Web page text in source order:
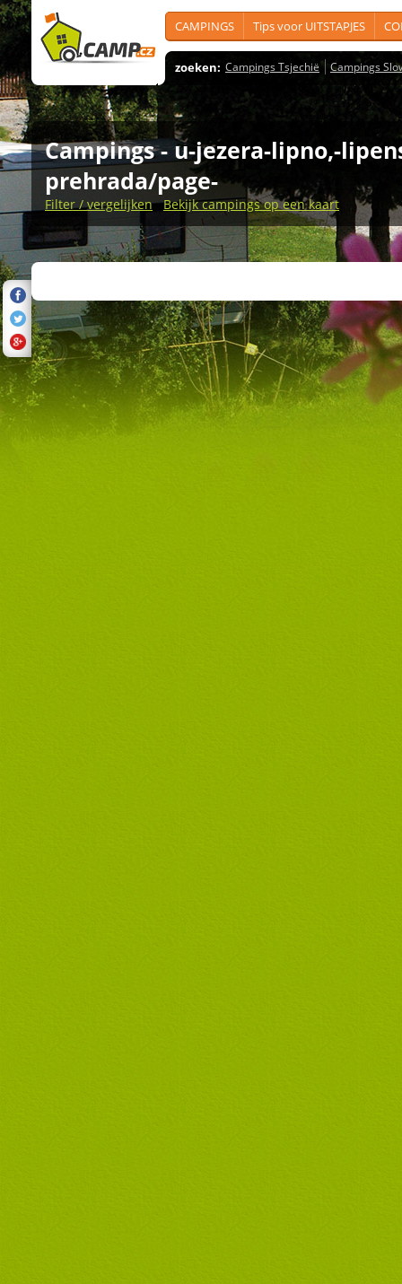
CAMPINGS Tips voor UITSTAPJES
zoeken: Campings Tsjechië Campings
Campings - u-jezera-lipno,-
prehrada/page-
Filter / vergelijken Bekijk campings op een kaart